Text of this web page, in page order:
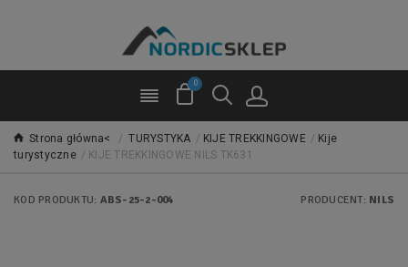
0
Strona główna< / TURYSTYKA / KIJE TREKKINGOWE / Kije
turystyczne / KIJE TREKKINGOWE NILS TK631
KOD PRODUKTU: ABS-25-2-004 PRODUCENT: NILS